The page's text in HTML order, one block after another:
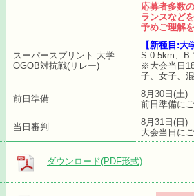
応募者多数
ランスなど
予めご理解
スーパースプリント:大学
OGOB対抗戦(リレー)
【新種目:大
S:0.5km、
※大会当日
子、女子、
前日準備
8月30日(土)
前日準備に
当日審判
8月31日(日)
大会当日に
ダウンロード(PDF形式)